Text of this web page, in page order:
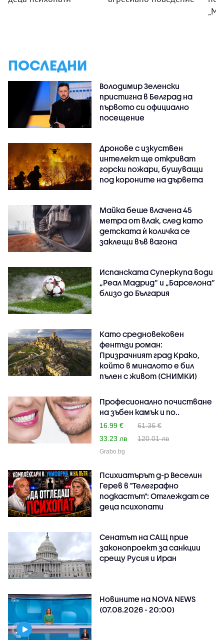
ПОСЛЕДНИ
Володимир Зеленски
пристигна в Белград на
първото си официално
посещение
Дронове с изкуствен
интелект ще откриват
горски пожари, бушуващи
под короните на дървета
Майка беше влачена 45
метра от влак, след като
детската ѝ количка се
заклещи във вагона
Испанската Суперкупа води
„Реал Мадрид“ и „Барселона“
близо до България
Като средновековен
фентъзи роман:
Призрачният град Крако,
който в миналото е бил
пълен с живот (СНИМКИ)
Професионално почистване
на зъбен камък и по..
16.99 €
61.36 €
33.23 лв
120.01 лв
Grabo.bg
Психиатърът д-р Веселин
Герев в "Телеграфно
подкастът": Отглеждат се
деца психопати
Сенатът на САЩ прие
законопроект за санкции
срещу Русия и Иран
Новините на NOVA NEWS
(07.08.2026 - 20:00)